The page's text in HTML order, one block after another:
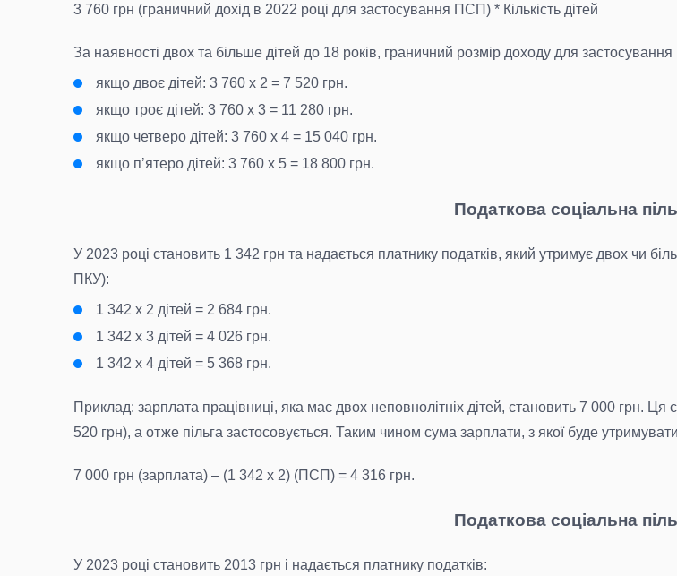
3 760 грн (граничний дохід в 2022 році для застосування ПСП) * Кількість дітей
За наявності двох та більше дітей до 18 років, граничний розмір доходу для застосування
якщо двоє дітей: 3 760 х 2 = 7 520 грн.
якщо троє дітей: 3 760 х 3 = 11 280 грн.
якщо четверо дітей: 3 760 х 4 = 15 040 грн.
якщо пʼятеро дітей: 3 760 х 5 = 18 800 грн.
Податкова соціальна
У 2023 році становить 1 342 грн та надається платнику податків, який утримує двох чи
ПКУ):
1 342 х 2 дітей = 2 684 грн.
1 342 х 3 дітей = 4 026 грн.
1 342 х 4 дітей = 5 368 грн.
Приклад: зарплата працівниці, яка має двох неповнолітніх дітей, становить 7 000 грн.
520 грн), а отже пільга застосовується. Таким чином сума зарплати, з якої буде
7 000 грн (зарплата) – (1 342 х 2) (ПСП) = 4 316 грн.
Податкова соціальна
У 2023 році становить 2013 грн і надається платнику податків: